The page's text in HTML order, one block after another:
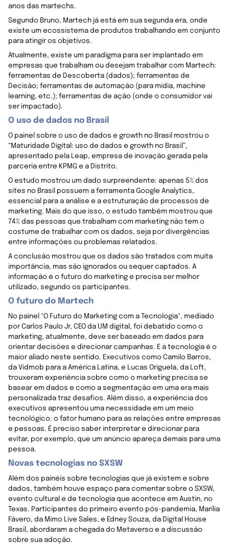
anos das martechs.
Segundo Bruno, Martech já está em sua segunda era, onde
existe um ecossistema de produtos trabalhando em conjunto
para atingir os objetivos.
Atualmente, existe um paradigma para ser implantado em
empresas que trabalham ou desejam trabalhar com Martech:
ferramentas de Descoberta (dados); ferramentas de
Decisão; ferramentas de automação (para mídia, machine
learning, etc.); ferramentas de ação (onde o consumidor vai
ser impactado).
O uso de dados no Brasil
O painel sobre o uso de dados e growth no Brasil mostrou o
“Maturidade Digital: uso de dados e growth no Brasil”,
apresentado pela Leap, empresa de inovação gerada pela
parceria entre KPMG e a Distrito.
O estudo mostrou um dado surpreendente: apenas 5% dos
sites no Brasil possuem a ferramenta Google Analytics,
essencial para a análise e a estruturação de processos de
marketing. Mais do que isso, o estudo também mostrou que
74% das pessoas que trabalham com marketing não tem o
costume de trabalhar com os dados, seja por divergências
entre informações ou problemas relatados.
A conclusão mostrou que os dados são tratados com muita
importância, mas são ignorados ou sequer captados. A
informação é o futuro do marketing e precisa ser melhor
utilizado, segundo os participantes.
O futuro do Martech
No painel "O Futuro do Marketing com a Tecnologia", mediado
por Carlos Paulo Jr, CEO da UM digital, foi debatido como o
marketing, atualmente, deve ser baseado em dados para
orientar decisões e direcionar campanhas. E a tecnologia é o
maior aliado neste sentido. Executivos como Camilo Barros,
da Vidmob para a América Latina, e Lucas Origuela, da Loft,
trouxeram experiência sobre como o marketing precisa se
basear em dados e como a segmentação em uma era mais
personalizada traz desafios. Além disso, a experiência dos
executivos apresentou uma necessidade em um meio
tecnológico: o fator humano para as relações entre empresas
e pessoas. É preciso saber interpretar e direcionar para
evitar, por exemplo, que um anúncio apareça demais para uma
pessoa.
Novas tecnologias no SXSW
Além dos painéis sobre tecnologias que já existem e sobre
dados, também houve espaço para comentar sobre o SXSW,
evento cultural e de tecnologia que acontece em Austin, no
Texas. Participantes do primeiro evento pós-pandemia, Marília
Fávero, da Mimo Live Sales, e Edney Souza, da Digital House
Brasil, abordaram a chegada do Metaverso e a discussão
sobre sua adoção.